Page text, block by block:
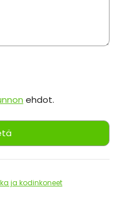
ehdot.
ja kodinkoneet